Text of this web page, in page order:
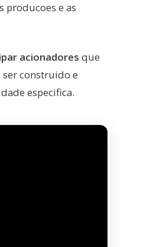
producoes e as
acionadores que
construido e
especifica.